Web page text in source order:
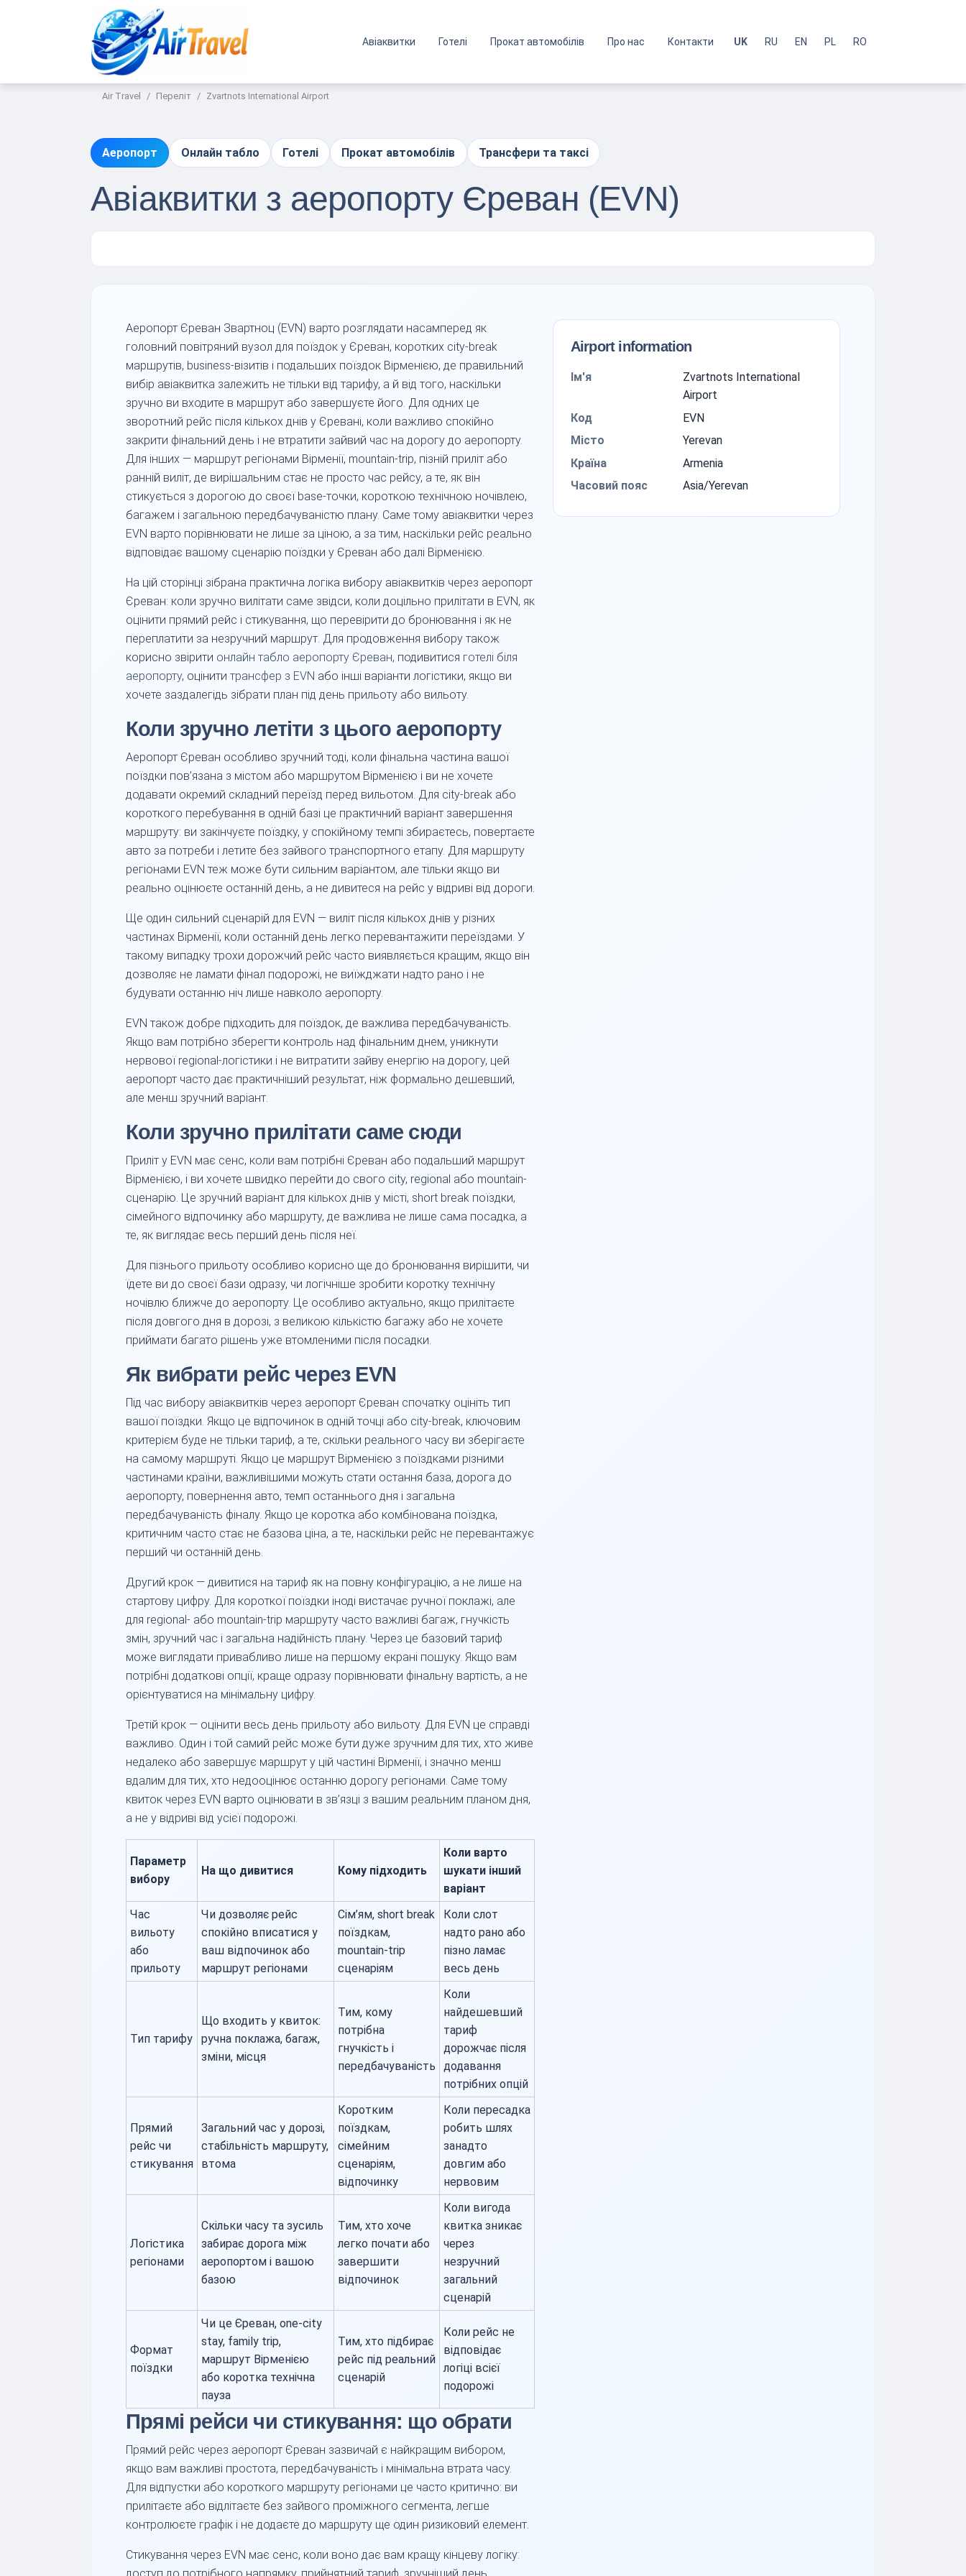
Авіаквитки Готелі Прокат автомобілів Про нас Контакти UK RU EN PL RO
Air Travel Переліт Zvartnots International Airport
Аеропорт Онлайн табло Готелі Прокат автомобілів Трансфери та таксі
Авіаквитки з аеропорту Єреван (EVN)
Аеропорт Єреван Звартноц (EVN) варто розглядати насамперед як
головний повітряний вузол для поїздок у Єреван, коротких city-break
маршрутів, business-візитів і подальших поїздок Вірменією, де правильний
вибір авіаквитка залежить не тільки від тарифу, а й від того, наскільки
зручно ви входите в маршрут або завершуєте його. Для одних це
зворотний рейс після кількох днів у Єревані, коли важливо спокійно
закрити фінальний день і не втратити зайвий час на дорогу до аеропорту.
Для інших — маршрут регіонами Вірменії, mountain-trip, пізній приліт або
ранній виліт, де вирішальним стає не просто час рейсу, а те, як він
стикується з дорогою до своєї base-точки, короткою технічною ночівлею,
багажем і загальною передбачуваністю плану. Саме тому авіаквитки через
EVN варто порівнювати не лише за ціною, а за тим, наскільки рейс реально
відповідає вашому сценарію поїздки у Єреван або далі Вірменією.
На цій сторінці зібрана практична логіка вибору авіаквитків через аеропорт
Єреван: коли зручно вилітати саме звідси, коли доцільно прилітати в EVN, як
оцінити прямий рейс і стикування, що перевірити до бронювання і як не
переплатити за незручний маршрут. Для продовження вибору також
корисно звірити онлайн табло аеропорту Єреван, подивитися готелі біля
аеропорту, оцінити трансфер з EVN або інші варіанти логістики, якщо ви
хочете заздалегідь зібрати план під день прильоту або вильоту.
Коли зручно летіти з цього аеропорту
Аеропорт Єреван особливо зручний тоді, коли фінальна частина вашої
поїздки пов’язана з містом або маршрутом Вірменією і ви не хочете
додавати окремий складний переїзд перед вильотом. Для city-break або
короткого перебування в одній базі це практичний варіант завершення
маршруту: ви закінчуєте поїздку, у спокійному темпі збираєтесь, повертаєте
авто за потреби і летите без зайвого транспортного етапу. Для маршруту
регіонами EVN теж може бути сильним варіантом, але тільки якщо ви
реально оцінюєте останній день, а не дивитеся на рейс у відриві від дороги.
Ще один сильний сценарій для EVN — виліт після кількох днів у різних
частинах Вірменії, коли останній день легко перевантажити переїздами. У
такому випадку трохи дорожчий рейс часто виявляється кращим, якщо він
дозволяє не ламати фінал подорожі, не виїжджати надто рано і не
будувати останню ніч лише навколо аеропорту.
EVN також добре підходить для поїздок, де важлива передбачуваність.
Якщо вам потрібно зберегти контроль над фінальним днем, уникнути
нервової regional-логістики і не витратити зайву енергію на дорогу, цей
аеропорт часто дає практичніший результат, ніж формально дешевший,
але менш зручний варіант.
Коли зручно прилітати саме сюди
Приліт у EVN має сенс, коли вам потрібні Єреван або подальший маршрут
Вірменією, і ви хочете швидко перейти до свого city, regional або mountain-
сценарію. Це зручний варіант для кількох днів у місті, short break поїздки,
сімейного відпочинку або маршруту, де важлива не лише сама посадка, а
те, як виглядає весь перший день після неї.
Для пізнього прильоту особливо корисно ще до бронювання вирішити, чи
їдете ви до своєї бази одразу, чи логічніше зробити коротку технічну
ночівлю ближче до аеропорту. Це особливо актуально, якщо прилітаєте
після довгого дня в дорозі, з великою кількістю багажу або не хочете
приймати багато рішень уже втомленими після посадки.
Як вибрати рейс через EVN
Під час вибору авіаквитків через аеропорт Єреван спочатку оцініть тип
вашої поїздки. Якщо це відпочинок в одній точці або city-break, ключовим
критерієм буде не тільки тариф, а те, скільки реального часу ви зберігаєте
на самому маршруті. Якщо це маршрут Вірменією з поїздками різними
частинами країни, важливішими можуть стати остання база, дорога до
аеропорту, повернення авто, темп останнього дня і загальна
передбачуваність фіналу. Якщо це коротка або комбінована поїздка,
критичним часто стає не базова ціна, а те, наскільки рейс не перевантажує
перший чи останній день.
Другий крок — дивитися на тариф як на повну конфігурацію, а не лише на
стартову цифру. Для короткої поїздки іноді вистачає ручної поклажі, але
для regional- або mountain-trip маршруту часто важливі багаж, гнучкість
змін, зручний час і загальна надійність плану. Через це базовий тариф
може виглядати привабливо лише на першому екрані пошуку. Якщо вам
потрібні додаткові опції, краще одразу порівнювати фінальну вартість, а не
орієнтуватися на мінімальну цифру.
Третій крок — оцінити весь день прильоту або вильоту. Для EVN це справді
важливо. Один і той самий рейс може бути дуже зручним для тих, хто живе
недалеко або завершує маршрут у цій частині Вірменії, і значно менш
вдалим для тих, хто недооцінює останню дорогу регіонами. Саме тому
квиток через EVN варто оцінювати в зв’язці з вашим реальним планом дня,
а не у відриві від усієї подорожі.
Параметр
вибору
На що дивитися Кому підходить
Коли варто
шукати інший
варіант
Час
вильоту
або
прильоту
Чи дозволяє рейс
спокійно вписатися у
ваш відпочинок або
маршрут регіонами
Сім’ям, short break
поїздкам,
mountain-trip
сценаріям
Коли слот
надто рано або
пізно ламає
весь день
Тип тарифу
Що входить у квиток:
ручна поклажа, багаж,
зміни, місця
Тим, кому
потрібна
гнучкість і
передбачуваність
Коли
найдешевший
тариф
дорожчає після
додавання
потрібних опцій
Прямий
рейс чи
стикування
Загальний час у дорозі,
стабільність маршруту,
втома
Коротким
поїздкам,
сімейним
сценаріям,
відпочинку
Коли пересадка
робить шлях
занадто
довгим або
нервовим
Логістика
регіонами
Скільки часу та зусиль
забирає дорога між
аеропортом і вашою
базою
Тим, хто хоче
легко почати або
завершити
відпочинок
Коли вигода
квитка зникає
через
незручний
загальний
сценарій
Формат
поїздки
Чи це Єреван, one-city
stay, family trip,
маршрут Вірменією
або коротка технічна
пауза
Тим, хто підбирає
рейс під реальний
сценарій
Коли рейс не
відповідає
логіці всієї
подорожі
Прямі рейси чи стикування: що обрати
Прямий рейс через аеропорт Єреван зазвичай є найкращим вибором,
якщо вам важливі простота, передбачуваність і мінімальна втрата часу.
Для відпустки або короткого маршруту регіонами це часто критично: ви
прилітаєте або відлітаєте без зайвого проміжного сегмента, легше
контролюєте графік і не додаєте до маршруту ще один ризиковий елемент.
Стикування через EVN має сенс, коли воно дає вам кращу кінцеву логіку:
Airport information
Ім'я
Zvartnots International
Airport
Код
EVN
Місто
Yerevan
Країна
Armenia
Часовий пояс
Asia/Yerevan